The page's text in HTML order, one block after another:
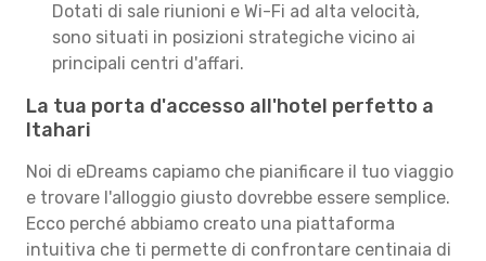
Dotati di sale riunioni e Wi-Fi ad alta velocità,
sono situati in posizioni strategiche vicino ai
principali centri d'affari.
La tua porta d'accesso all'hotel perfetto a
Itahari
Noi di eDreams capiamo che pianificare il tuo viaggio
e trovare l'alloggio giusto dovrebbe essere semplice.
Ecco perché abbiamo creato una piattaforma
intuitiva che ti permette di confrontare centinaia di